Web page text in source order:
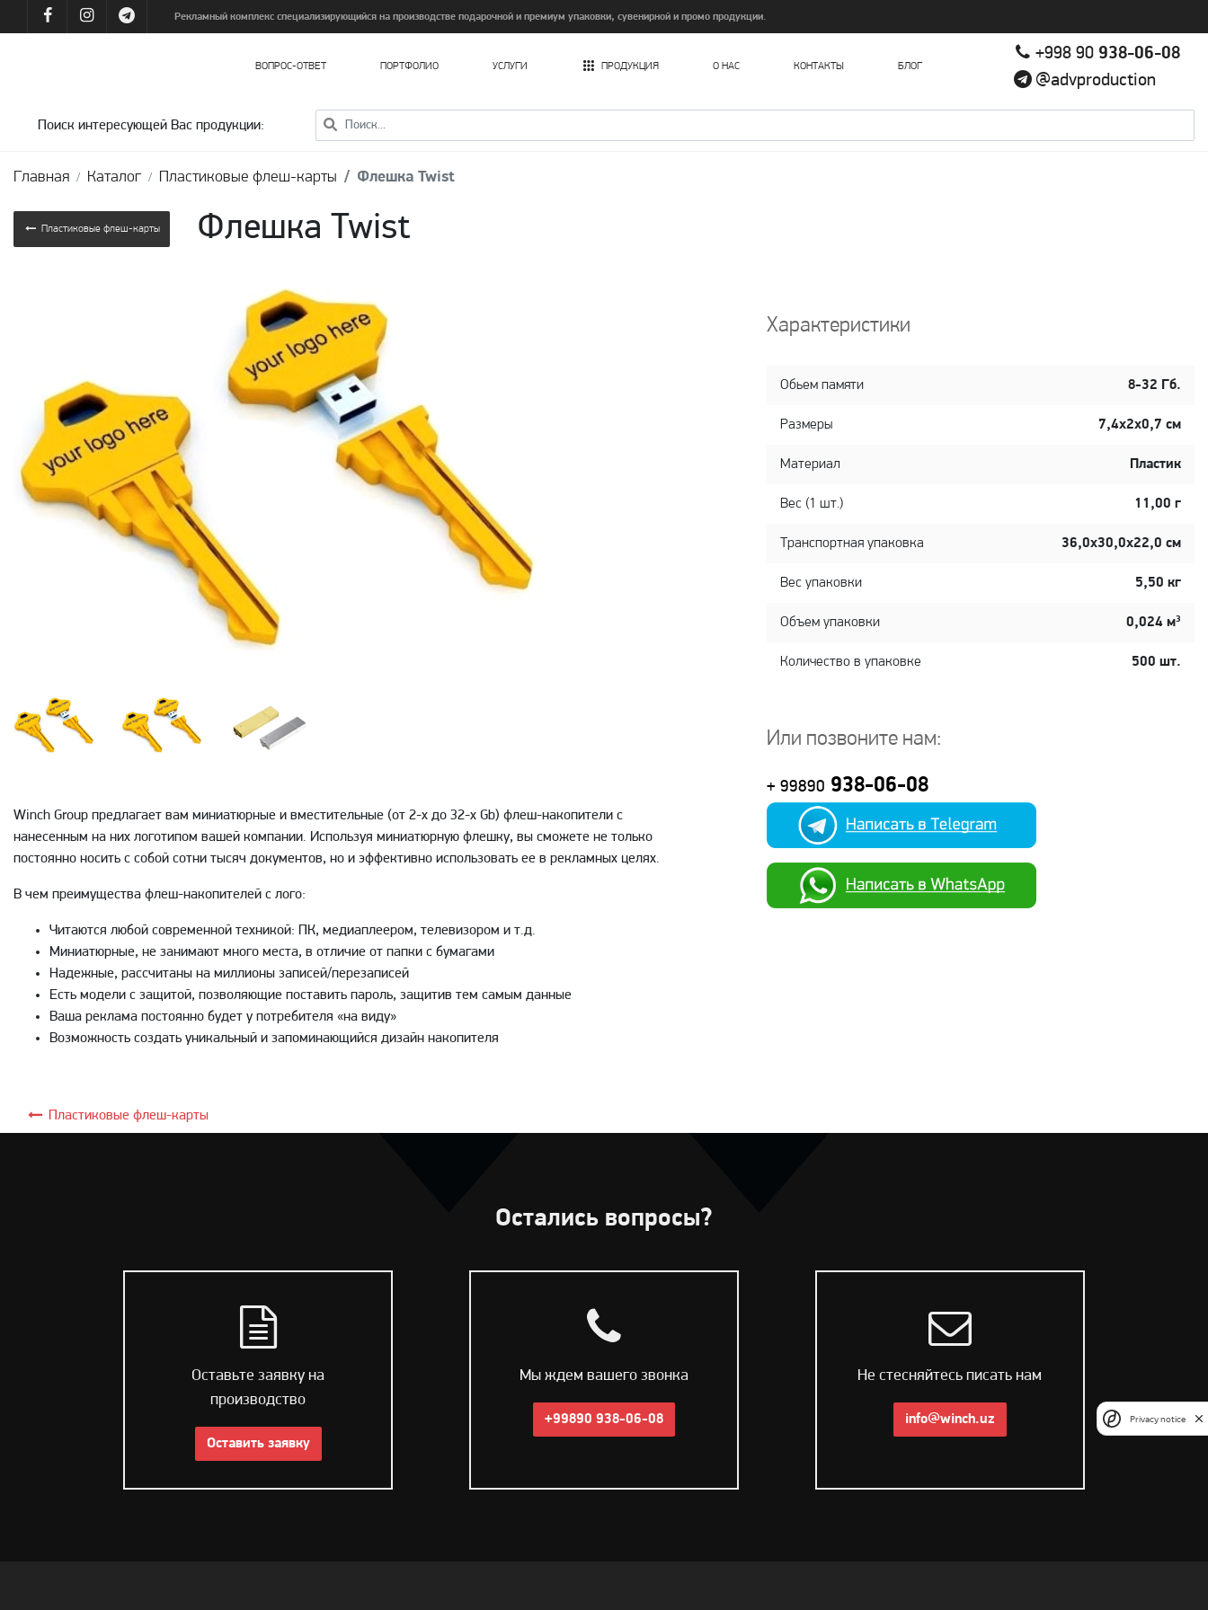
Рекламный комплекс специализирующийся на производстве подарочной и премиум упаковки, сувенирной и промо продукции.
ВОПРОС-ОТВЕТ ПОРТФОЛИО УСЛУГИ ПРОДУКЦИЯ О НАС КОНТАКТЫ БЛОГ
+998 90 938-06-08
@advproduction
Поиск интересующей Вас продукции:
Главная Каталог Пластиковые флеш-карты Флешка Twist
Пластиковые флеш-карты Флешка Twist
Winch Group предлагает вам миниатюрные и вместительные (от 2-х до 32-х Gb) флеш-накопители с
нанесенным на них логотипом вашей компании. Используя миниатюрную флешку, вы сможете не только
постоянно носить с собой сотни тысяч документов, но и эффективно использовать ее в рекламных целях.
В чем преимущества флеш-накопителей с лого:
Читаются любой современной техникой: ПК, медиаплеером, телевизором и т.д.
Миниатюрные, не занимают много места, в отличие от папки с бумагами
Надежные, рассчитаны на миллионы записей/перезаписей
Есть модели с защитой, позволяющие поставить пароль, защитив тем самым данные
Ваша реклама постоянно будет у потребителя «на виду»
Возможность создать уникальный и запоминающийся дизайн накопителя
Характеристики
Обьем памяти 8-32 Гб.
Размеры 7,4х2х0,7 см
Материал Пластик
Вес (1 шт.) 11,00 г
Транспортная упаковка 36,0x30,0x22,0 см
Вес упаковки 5,50 кг
Объем упаковки 0,024 м³
Количество в упаковке 500 шт.
Или позвоните нам:
+ 99890 938-06-08
Пластиковые флеш-карты
Остались вопросы?
Оставьте заявку на
производство
Оставить заявку
Мы ждем вашего звонка
+99890 938-06-08
Не стесняйтесь писать нам
info@winch.uz Privacy notice